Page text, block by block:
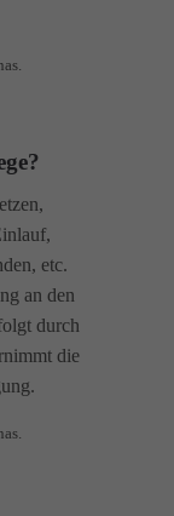
etc.
an den
durch
die